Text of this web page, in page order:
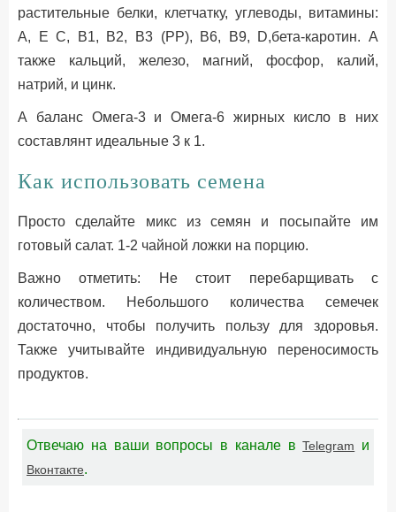
растительные белки, клетчатку, углеводы, витамины:
A, Е C, B1, B2, B3 (PP), B6, B9, D,бета-каротин. А
также кальций, железо, магний, фосфор, калий,
натрий, и цинк.
А баланс Омега-3 и Омега-6 жирных кисло в них
составлянт идеальные 3 к 1.
Как использовать семена
Просто сделайте микс из семян и посыпайте им
готовый салат. 1-2 чайной ложки на порцию.
Важно отметить: Не стоит перебарщивать с
количеством. Небольшого количества семечек
достаточно, чтобы получить пользу для здоровья.
Также учитывайте индивидуальную переносимость
продуктов.
Отвечаю на ваши вопросы в канале вTelegram и
Вконтакте.